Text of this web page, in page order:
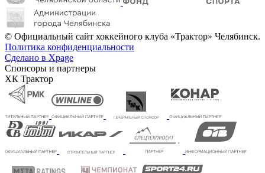
© Официальный сайт хоккейного клуба «Трактор» Челябинск.
Политика конфиденциальности
Сделано в Xpage
Спонсоры и партнеры
ХК Трактор